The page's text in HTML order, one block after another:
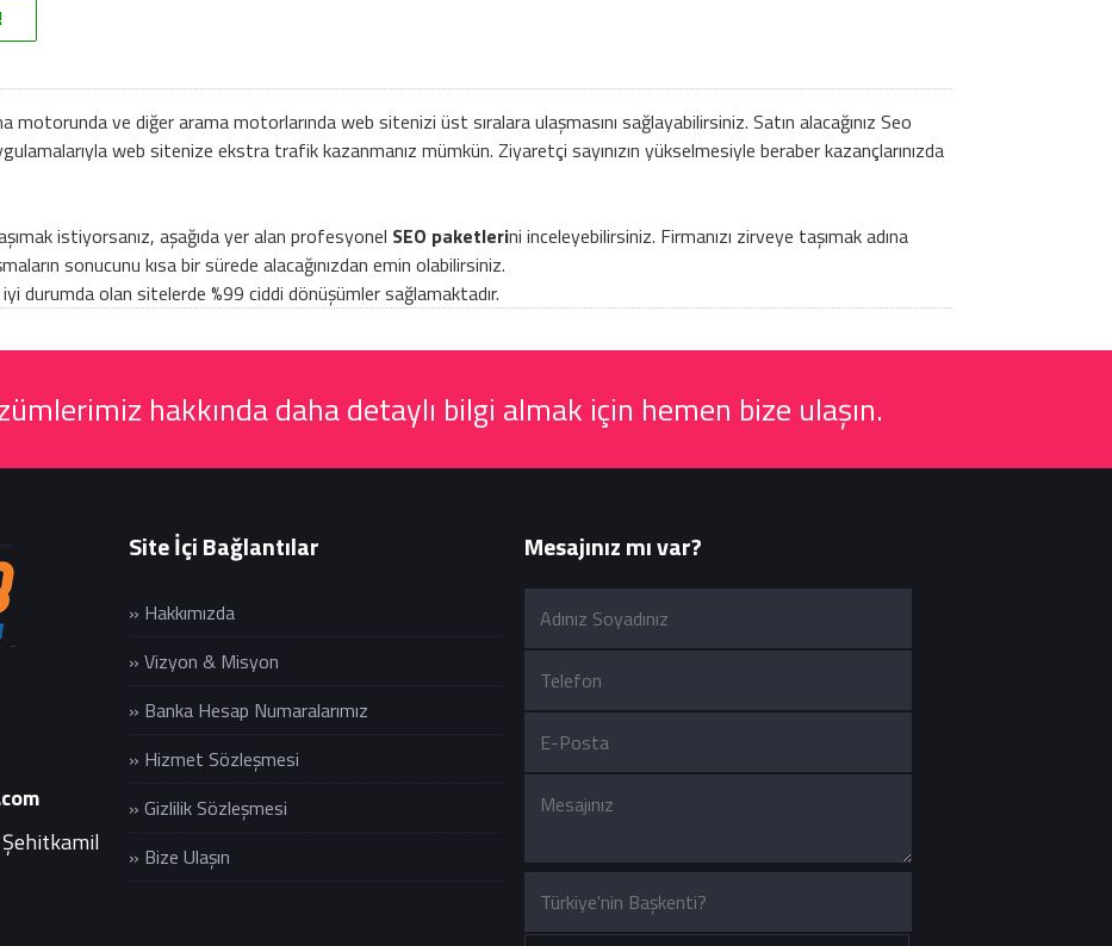
motorunda ve diğer arama motorlarında web sitenizi üst sıralara ulaşmasını sağlayabilirsiniz. Satın alacağınız Seo
web sitenize ekstra trafik kazanmanız mümkün. Ziyaretçi sayınızın yükselmesiyle beraber kazançlarınızda
istiyorsanız, aşağıda yer alan profesyonel SEO paketlerini inceleyebilirsiniz. Firmanızı zirveye taşımak adına
sonucunu kısa bir sürede alacağınızdan emin olabilirsiniz.
durumda olan sitelerde %99 ciddi dönüşümler sağlamaktadır.
hakkında daha detaylı bilgi almak için hemen bize ulaşın.
Site İçi Bağlantılar
» Hakkımızda
» Vizyon & Misyon
» Banka Hesap Numaralarımız
» Hizmet Sözleşmesi
» Gizlilik Sözleşmesi
» Bize Ulaşın
Mesajınız mı var?